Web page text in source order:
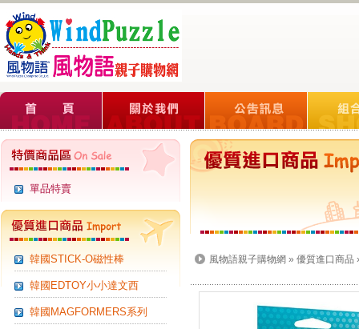
單品特賣
韓國STICK-O磁性棒
韓國EDTOY小小達文西
韓國MAGFORMERS系列
風物語親子購物網 » 優質進口商品